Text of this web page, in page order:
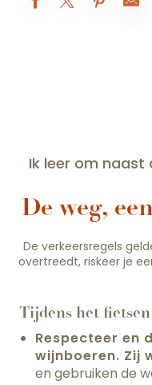
Ik leer om naast
De weg,
De verkeersregels
overtreedt, riskeer je
Tijdens het fietsen
Respecteer en
wijnboeren. Zij
en gebruiken de